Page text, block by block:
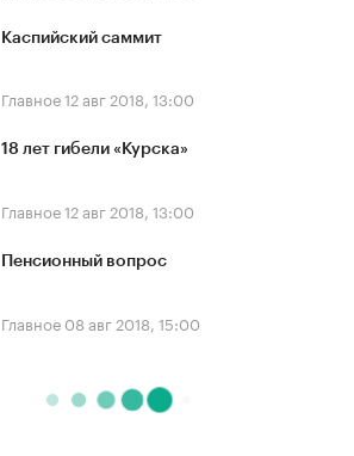
Каспийский саммит
Главное12 авг 2018, 13:00
18 лет гибели «Курска»
Главное12 авг 2018, 13:00
Пенсионный вопрос
Главное 08 авг 2018, 15:00